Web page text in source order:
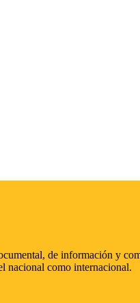
de información y
nacional como internacional.